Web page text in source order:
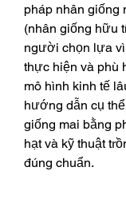
pháp nhân giống
(nhân giống hữu
người chọn lựa
thực hiện và phù
mô hình kinh tế
hướng dẫn cụ
giống mai bằng
hạt và kỹ thuật
đúng chuẩn.